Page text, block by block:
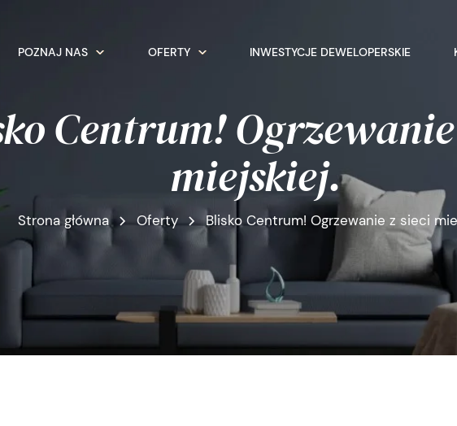
POZNAJ NAS OFERTY INWESTYCJE DEWELOPERSKIE
Centrum!
miejskiej.
Strona główna Oferty Blisko Centrum! Ogrzewanie z sieci